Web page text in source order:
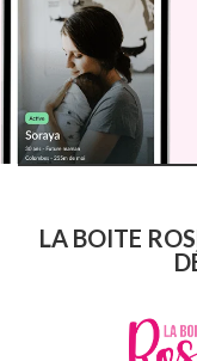
LA BOITE